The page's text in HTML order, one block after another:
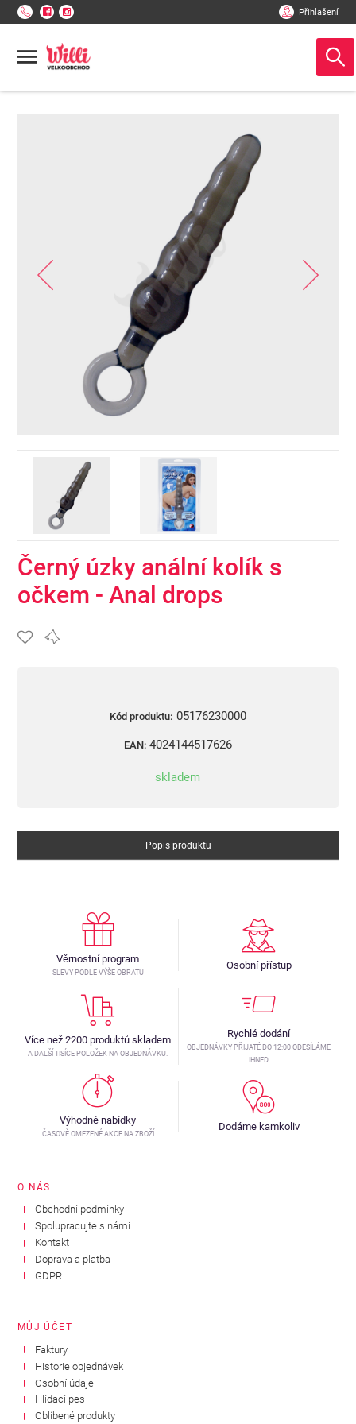
Přihlašení
Černý úzky anální kolík s
očkem - Anal drops
Kód produktu: 05176230000
EAN: 4024144517626
skladem
Popis produktu
Věrnostní program
SLEVY PODLE VÝŠE OBRATU
Osobní přístup
Více než 2200 produktů skladem
A DALŠÍ TISÍCE POLOŽEK NA OBJEDNÁVKU.
Rychlé dodání
OBJEDNÁVKY PŘIJATÉ DO 12:00 ODESÍLÁME
IHNED
Výhodné nabídky
ČASOVĚ OMEZENÉ AKCE NA ZBOŽÍ
Dodáme kamkoliv
O NÁS
Obchodní podmínky
Spolupracujte s námi
Kontakt
Doprava a platba
GDPR
MŮJ ÚČET
Faktury
Historie objednávek
Osobní údaje
Hlídací pes
Oblíbené produkty